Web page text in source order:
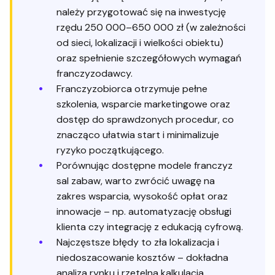
należy przygotować się na inwestycję
rzędu 250 000–650 000 zł (w zależności
od sieci, lokalizacji i wielkości obiektu)
oraz spełnienie szczegółowych wymagań
franczyzodawcy.
Franczyzobiorca otrzymuje pełne
szkolenia, wsparcie marketingowe oraz
dostęp do sprawdzonych procedur, co
znacząco ułatwia start i minimalizuje
ryzyko początkującego.
Porównując dostępne modele franczyz
sal zabaw, warto zwrócić uwagę na
zakres wsparcia, wysokość opłat oraz
innowacje – np. automatyzację obsługi
klienta czy integrację z edukacją cyfrową.
Najczęstsze błędy to zła lokalizacja i
niedoszacowanie kosztów – dokładna